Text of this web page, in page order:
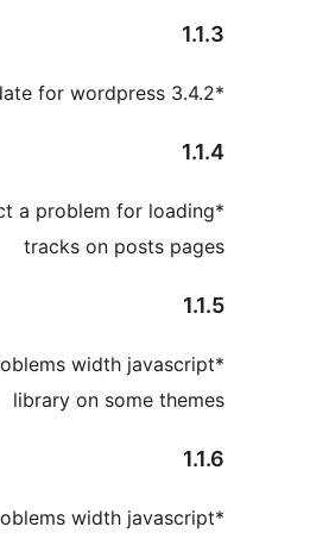
*Correct a problem for
tracks on
*Correct problems width
library on some
*Correct problems width